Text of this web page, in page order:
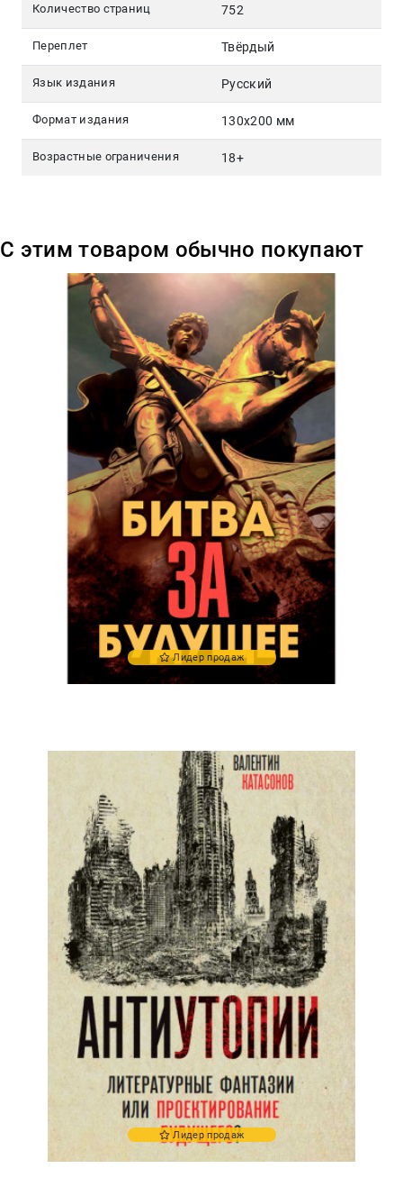
Количество страниц 752
Переплет Твёрдый
Язык издания Русский
Формат издания 130х200 мм
Возрастные ограничения 18+
С этим товаром обычно покупают
Лидер продаж
Лидер продаж